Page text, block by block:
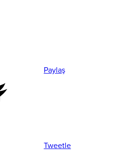
Paylaş
Tweetle